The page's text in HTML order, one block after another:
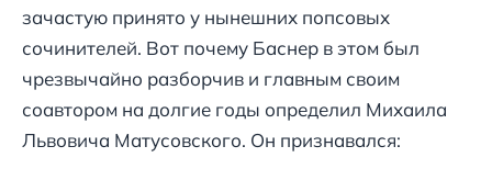
зачастую принято у нынешних попсовых
сочинителей. Вот почему Баснер в этом был
чрезвычайно разборчив и главным своим
соавтором на долгие годы определил Михаила
Львовича Матусовского. Он признавался: